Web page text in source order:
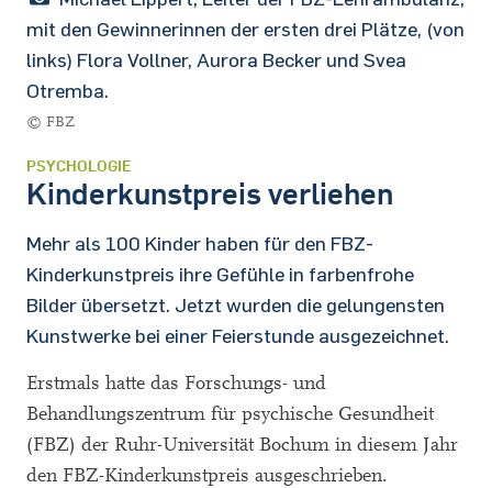
mit den Gewinnerinnen der ersten drei Plätze, (von
links) Flora Vollner, Aurora Becker und Svea
Otremba.
© FBZ
PSYCHOLOGIE
Kinderkunstpreis verliehen
Mehr als 100 Kinder haben für den FBZ-
Kinderkunstpreis ihre Gefühle in farbenfrohe
Bilder übersetzt. Jetzt wurden die gelungensten
Kunstwerke bei einer Feierstunde ausgezeichnet.
Erstmals hatte das Forschungs- und
Behandlungszentrum für psychische Gesundheit
(FBZ) der Ruhr-Universität Bochum in diesem Jahr
den FBZ-Kinderkunstpreis ausgeschrieben.